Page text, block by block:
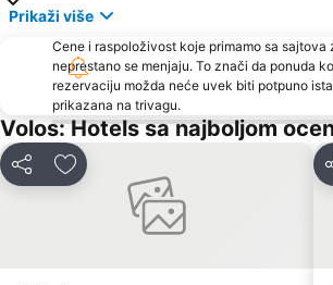
Traditional settelement Paleo Trikeri-Panagia
Agia Paraskevi
Kolios
Prikaži više
Cene i raspoloživost koje primamo sa sajtova
neprestano se menjaju. To znači da ponuda
rezervaciju možda neće uvek biti potpuno
prikazana na trivagu.
Volos: Hotels sa najboljom
Deli Dodati u favorite